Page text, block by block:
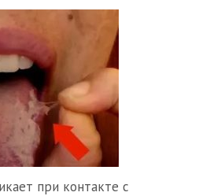
при контакте с